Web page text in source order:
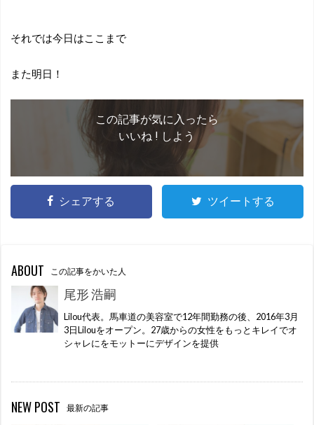
それでは今日はここまで
また明日！
この記事が気に入ったら
いいね ! しよう
シェアする ツイートする
ABOUT この記事をかいた人
尾形 浩嗣
Lilou代表。馬車道の美容室で12年間勤務の後、2016年3月
3日Lilouをオープン。27歳からの女性をもっとキレイでオ
シャレにをモットーにデザインを提供
NEW POST 最新の記事